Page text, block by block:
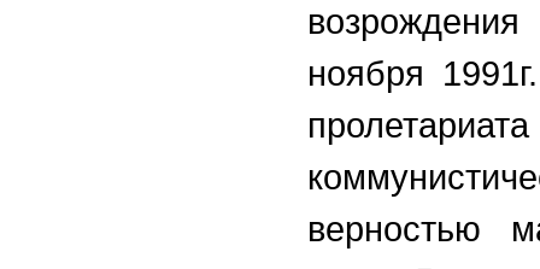
ноября
верностью